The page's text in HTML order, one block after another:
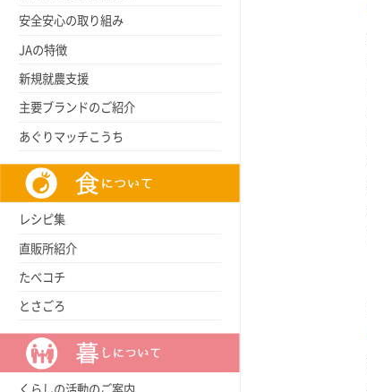
安全安心の取り組み
JAの特徴
新規就農支援
主要ブランドのご紹介
あぐりマッチこうち
レシピ集
直販所紹介
たべコチ
とさごろ
くらしの活動のご案内